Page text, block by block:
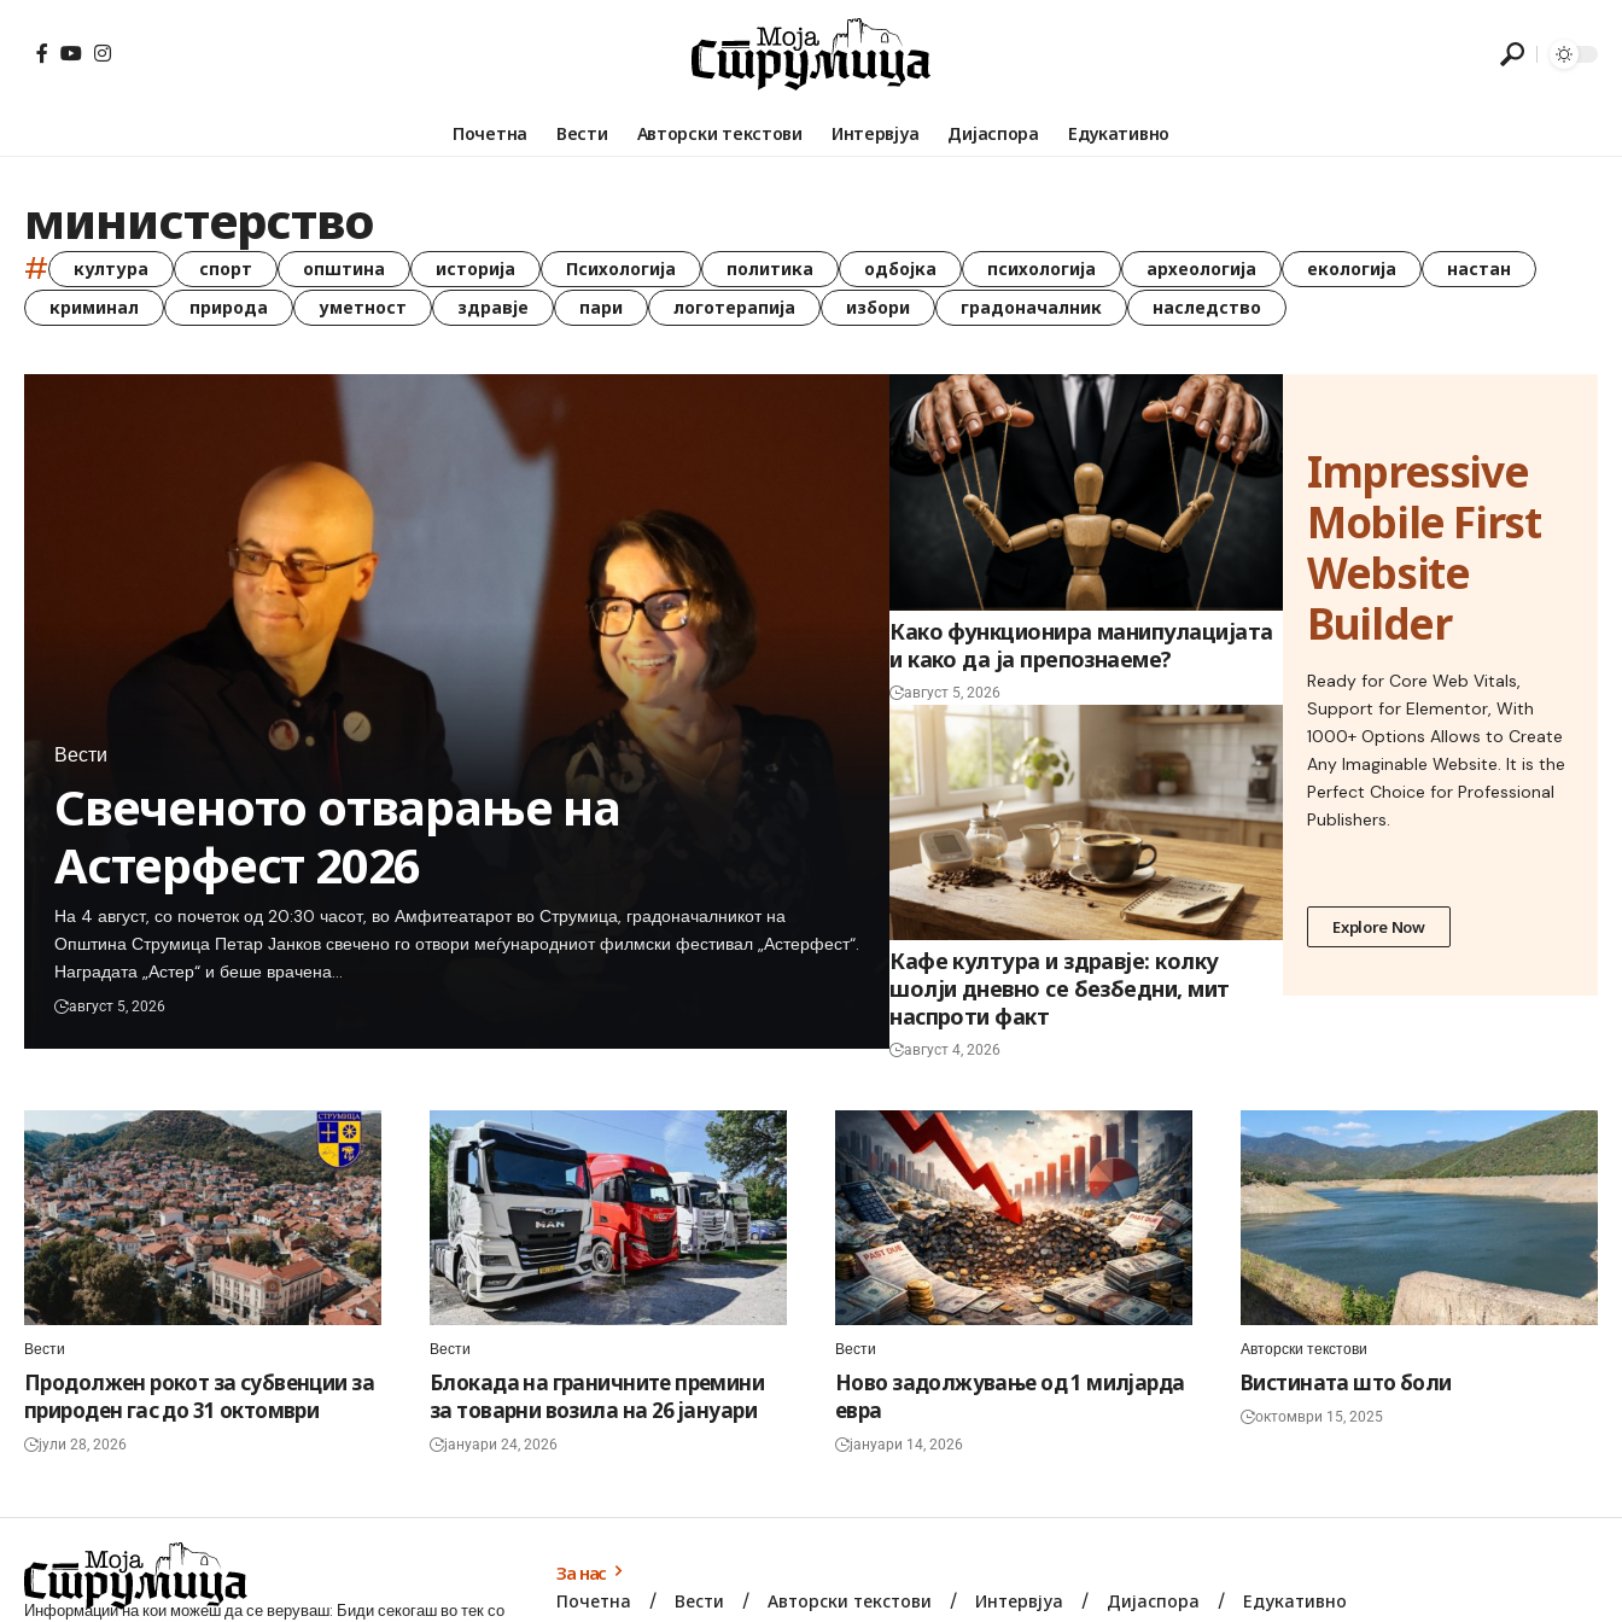
Почетна Вести Авторски текстови Интервјуа Дијаспора Едукативно
министерство
# култура спорт општина историја Психологија политика одбојка психологија археологија екологија
настан
криминал
природа уметност здравје пари логотерапија избори градоначалник наследство
Вести
Свеченото отварање на
Астерфест 2026
На 4 август, со почеток од 20:30 часот, во Амфитеатарот во Струмица, градоначалникот на
Општина Струмица Петар Јанков свечено го отвори меѓународниот филмски фестивал „Астерфест“.
Наградата „Астер“ и беше врачена…
август 5, 2026
Како функционира манипулацијата
и како да ја препознаеме?
август 5, 2026
Кафе култура и здравје: колку
шолји дневно се безбедни, мит
наспроти факт
август 4, 2026
Impressive
Mobile First
Website
Builder
Ready for Core Web Vitals,
Support for Elementor, With
1000+ Options Allows to Create
Any Imaginable Website. It is the
Perfect Choice for Professional
Publishers.
Explore Now
Вести
Продолжен рокот за субвенции за
природен гас до 31 октомври
јули 28, 2026
Вести
Блокада на граничните премини
за товарни возила на 26 јануари
јануари 24, 2026
Вести
Ново задолжување од 1 милјарда
евра
јануари 14, 2026
Авторски текстови
Вистината што боли
октомври 15, 2025
Информации на кои можеш да се веруваш: Биди секогаш во тек со
За нас
Почетна Вести Авторски текстови Интервјуа Дијаспора Едукативно